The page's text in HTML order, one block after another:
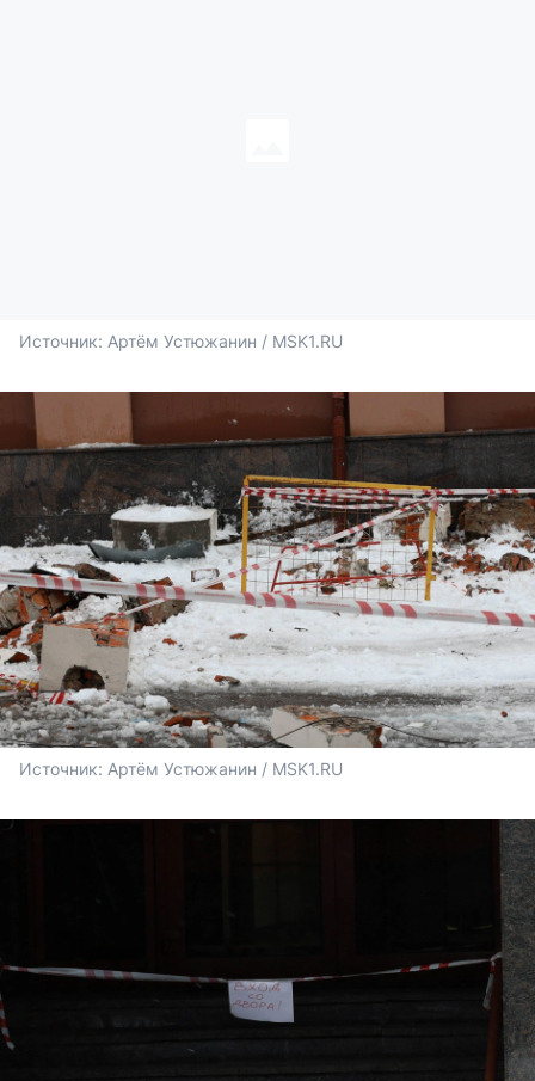
Источник: Артём Устюжанин / MSK1.RU
Источник: Артём Устюжанин / MSK1.RU